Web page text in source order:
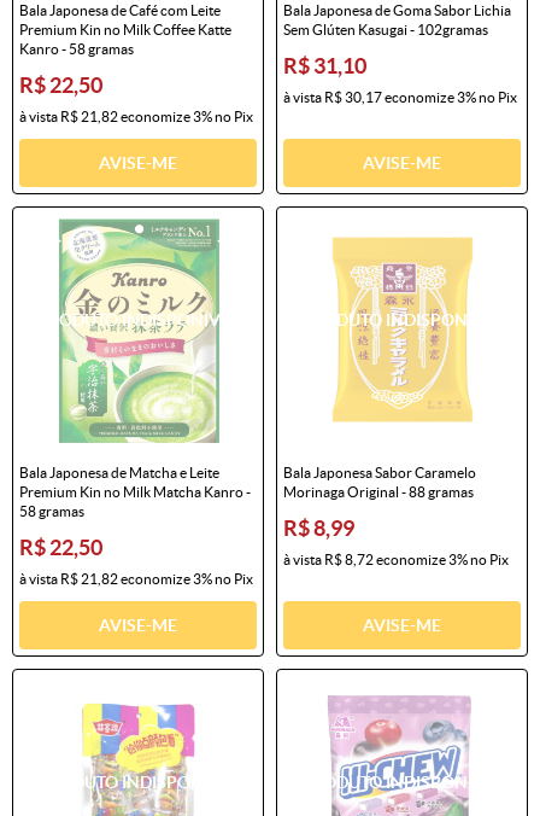
Bala Japonesa de Café com Leite
Premium Kin no Milk Coffee Katte
Kanro - 58 gramas
R$ 22,50
à vista R$ 21,82economize3%no Pix
AVISE-ME
Bala Japonesa de Goma Sabor Lichia
Sem Glúten Kasugai - 102gramas
R$ 31,10
à vista R$ 30,17economize3%no Pix
AVISE-ME
Bala Japonesa de Matcha e Leite
Premium Kin no Milk Matcha Kanro -
58 gramas
R$ 22,50
à vista R$ 21,82economize3%no Pix
AVISE-ME
Bala Japonesa Sabor Caramelo
Morinaga Original - 88 gramas
R$ 8,99
à vista R$ 8,72economize3%no Pix
AVISE-ME